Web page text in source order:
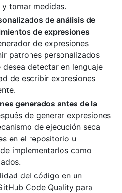
tomar medidas.
de análisis de
de expresiones
de expresiones
patrones personalizados
detectar en lenguaje
de escribir expresiones
generados antes de la
de generar expresiones
de ejecución seca
en el repositorio u
implementarlos como
del código en un
Code Quality para